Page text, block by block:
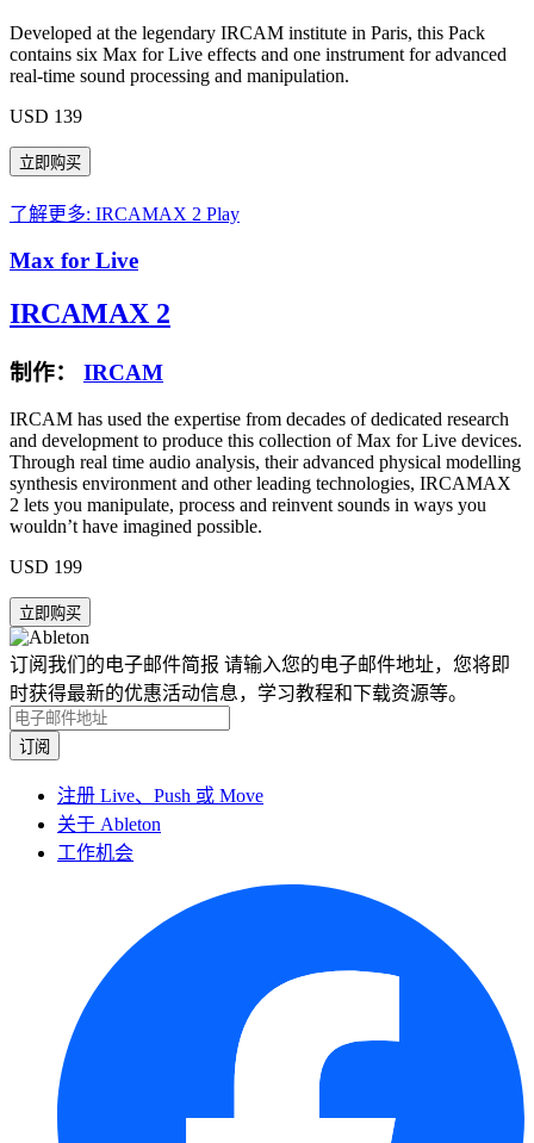
Developed at the legendary IRCAM institute in Paris, this Pack
contains six Max for Live effects and one instrument for advanced
real-time sound processing and manipulation.
USD 139
了解更多: IRCAMAX 2 Play
Max for Live
IRCAMAX 2
制作： IRCAM
IRCAM has used the expertise from decades of dedicated research
and development to produce this collection of Max for Live devices.
Through real time audio analysis, their advanced physical modelling
synthesis environment and other leading technologies, IRCAMAX
2 lets you manipulate, process and reinvent sounds in ways you
wouldn’t have imagined possible.
USD 199
订阅我们的电子邮件简报 请输入您的电子邮件地址，您将即
时获得最新的优惠活动信息，学习教程和下载资源等。
注册 Live、Push 或 Move
关于 Ableton
工作机会